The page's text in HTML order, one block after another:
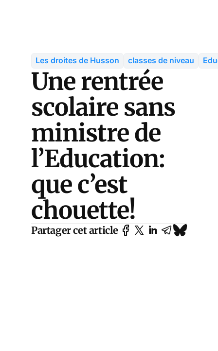
Les droites de Husson classes de niveau
Une rentrée
scolaire sans
ministre de
l’Education:
que c’est
chouette!
Partager cet article